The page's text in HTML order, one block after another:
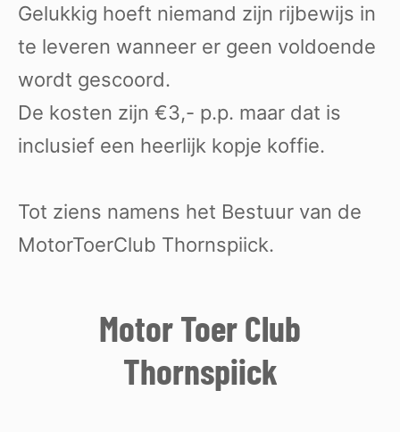
Gelukkig hoeft niemand zijn rijbewijs in
te leveren wanneer er geen voldoende
wordt gescoord.
De kosten zijn €3,- p.p. maar dat is
inclusief een heerlijk kopje koffie.
Tot ziens namens het Bestuur van de
MotorToerClub Thornspiick.
Motor Toer Club
Thornspiick